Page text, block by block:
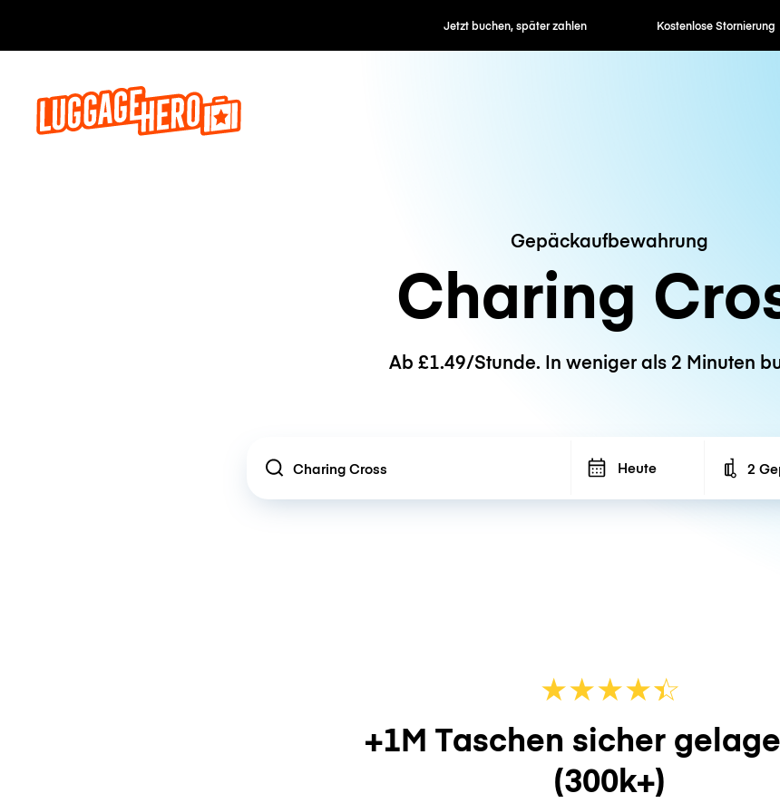
Jetzt buchen, später zahlen Kostenlose Stornierung
Gepäckaufbewahrung
Charing
Ab £1.49/Stunde. In weniger als 2 Minuten
Location Heute 2
★★★★☆
★
+1M Taschen sicher
(300k+)